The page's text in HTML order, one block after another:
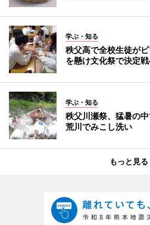
学ぶ・知る
秩父高で全校生徒が
を懸け文化祭で決定
学ぶ・知る
秩父川瀬祭、猛暑の
荒川でみこし洗い
もっと見る